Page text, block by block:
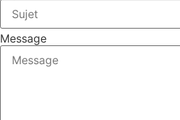
Message